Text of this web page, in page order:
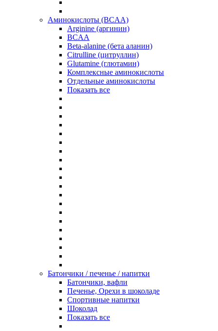
Аминокислоты (BCAA)
Arginine (аргинин)
BCAA
Beta-alanine (бета аланин)
Citrulline (цитруллин)
Glutamine (глютамин)
Комплексные аминокислоты
Отдельные аминокислоты
Показать все
Батончики / печенье / напитки
Батончики, вафли
Печенье, Орехи в шоколаде
Спортивные напитки
Шоколад
Показать все